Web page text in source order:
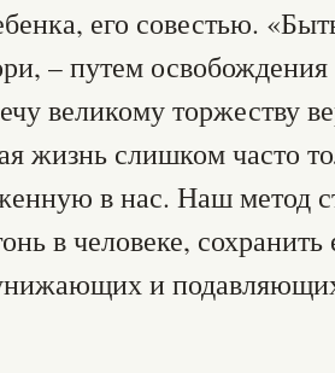
его совестью.
– путем
великому торжеству
жизнь слишком часто
в нас. Наш метод
в человеке,
и